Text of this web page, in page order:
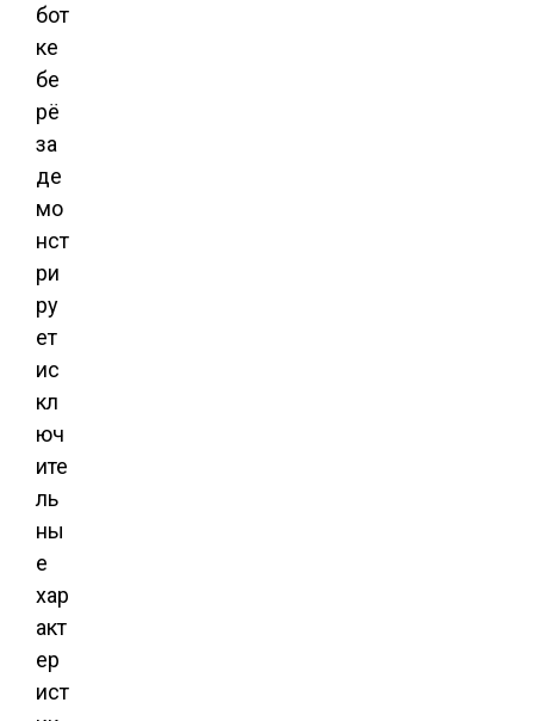
бот
ке
бе
рё
за
де
мо
нст
ри
ру
ет
ис
кл
юч
ите
ль
ны
е
хар
акт
ер
ист